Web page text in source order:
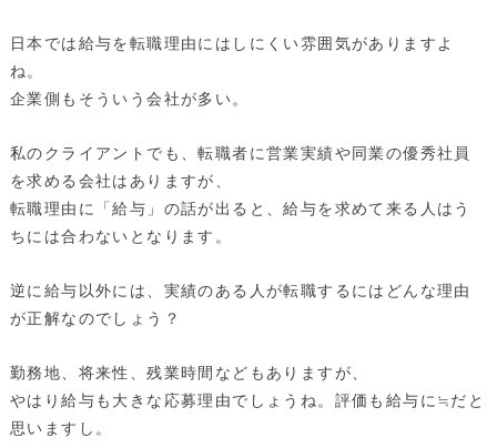
日本では給与を転職理由にはしにくい雰囲気がありますよ
ね。
企業側もそういう会社が多い。
私のクライアントでも、転職者に営業実績や同業の優秀社員
を求める会社はありますが、
転職理由に「給与」の話が出ると、給与を求めて来る人はう
ちには合わないとなります。
逆に給与以外には、実績のある人が転職するにはどんな理由
が正解なのでしょう？
勤務地、将来性、残業時間などもありますが、
やはり給与も大きな応募理由でしょうね。評価も給与に≒だと
思いますし。